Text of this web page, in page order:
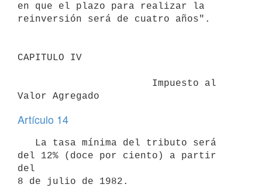
en que el plazo para realizar la
reinversión será de cuatro años".
CAPITULO IV
Valor Agregado
Artículo 14
del 12% (doce por ciento) a partir
del
8 de julio de 1982.